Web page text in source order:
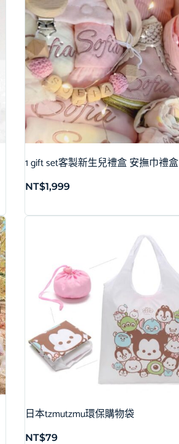
1 gift set客製新生兒禮盒 安撫巾禮盒
NT$1,999
日本tzmutzmu環保購物袋
NT$79